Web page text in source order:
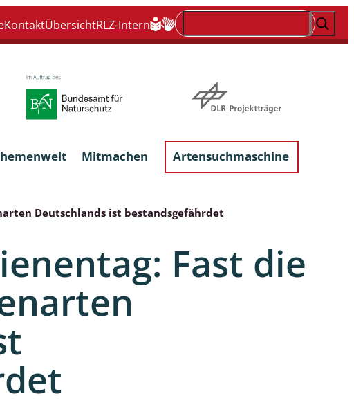
KontaktÜbersichtRLZ-Intern Suchen
und Rotalgen
Flechten, flechtenbewohnende und
Großpilze
Phytoparasitische Kleinpilze
Mitmachen Artensuchmaschine
Deutschlands ist bestandsgefährdet
Fast die